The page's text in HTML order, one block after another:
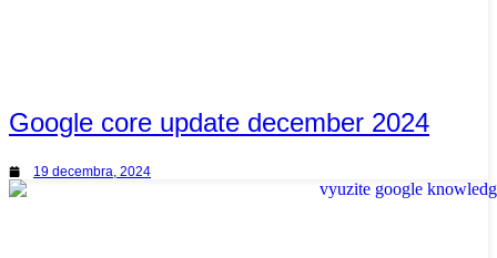
Google core update december 2024
19 decembra, 2024